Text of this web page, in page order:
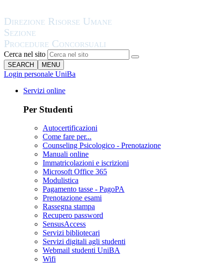
Cerca nel sito
SEARCH MENU
Login personale UniBa
Servizi online
Per Studenti
Autocertificazioni
Come fare per...
Counseling Psicologico - Prenotazione
Manuali online
Immatricolazioni e iscrizioni
Microsoft Office 365
Modulistica
Pagamento tasse - PagoPA
Prenotazione esami
Rassegna stampa
Recupero password
SensusAccess
Servizi bibliotecari
Servizi digitali agli studenti
Webmail studenti UniBA
Wifi